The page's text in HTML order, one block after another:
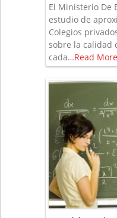
El Ministerio De
estudio de
Colegios
sobre la calidad
cada…Read More